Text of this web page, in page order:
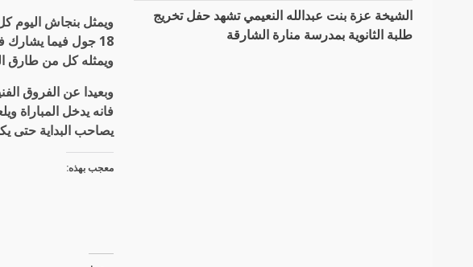
ويمثله كل من طارق الحبتورواحد
وبعيدا عن الفروق
فانه يدخل المباراة
يصاحب البداية حتى
معجب بهذه:
الشيخة عزة بنت عبدالله النعيمي تشهد حفل تخريج
طلبة الثانوية بمدرسة منارة الشارقة